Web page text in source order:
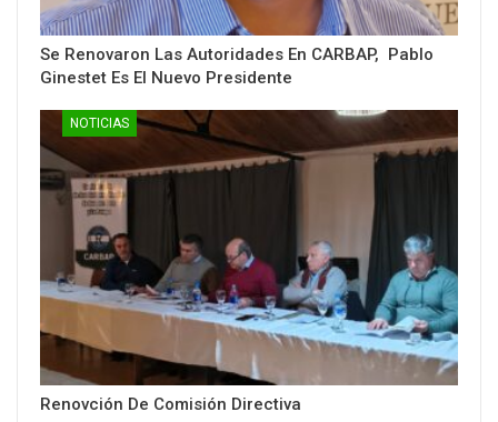
Se Renovaron Las Autoridades En CARBAP, Pablo
Ginestet Es El Nuevo Presidente
NOTICIAS
Renovción De Comisión Directiva